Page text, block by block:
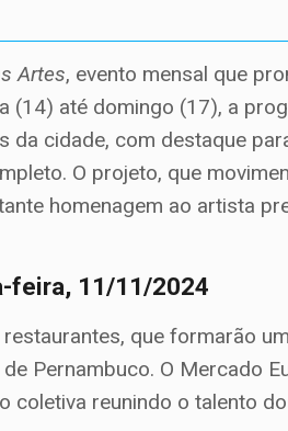
Artes, evento mensal que
(14) até domingo (17), a
cidade, com destaque
O projeto, que
homenagem ao artista
feira, 11/11/2024
que formarão
Pernambuco. O Mercado
coletiva reunindo o talento